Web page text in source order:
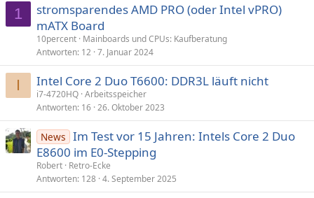
1
stromsparendes AMD PRO (oder Intel vPRO)
mATX Board
10percent Mainboards und CPUs: Kaufberatung
Antworten 12 7. Januar 2024
I Intel Core 2 Duo T6600: DDR3L läuft nicht
i7-4720HQ Arbeitsspeicher
Antworten 16 26. Oktober 2023
News Im Test vor 15 Jahren: Intels Core 2 Duo
E8600 im E0-Stepping
Robert Retro-Ecke
Antworten 128 4. September 2025